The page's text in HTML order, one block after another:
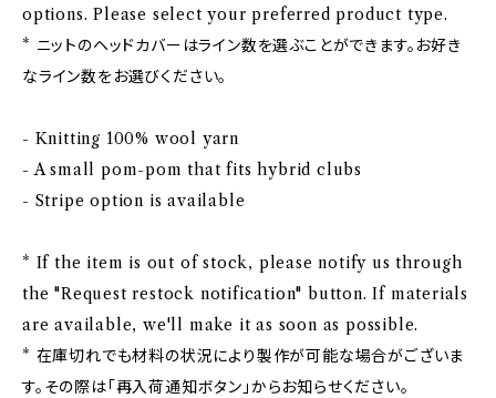
options. Please select your preferred product type.
* ニットのヘッドカバーはライン数を選ぶことができます。お好き
なライン数をお選びください。
- Knitting 100% wool yarn
- A small pom-pom that fits hybrid clubs
- Stripe option is available
* If the item is out of stock, please notify us through
the "Request restock notification" button. If materials
are available, we'll make it as soon as possible.
* 在庫切れでも材料の状況により製作が可能な場合がございま
す。その際は「再入荷通知ボタン」からお知らせください。